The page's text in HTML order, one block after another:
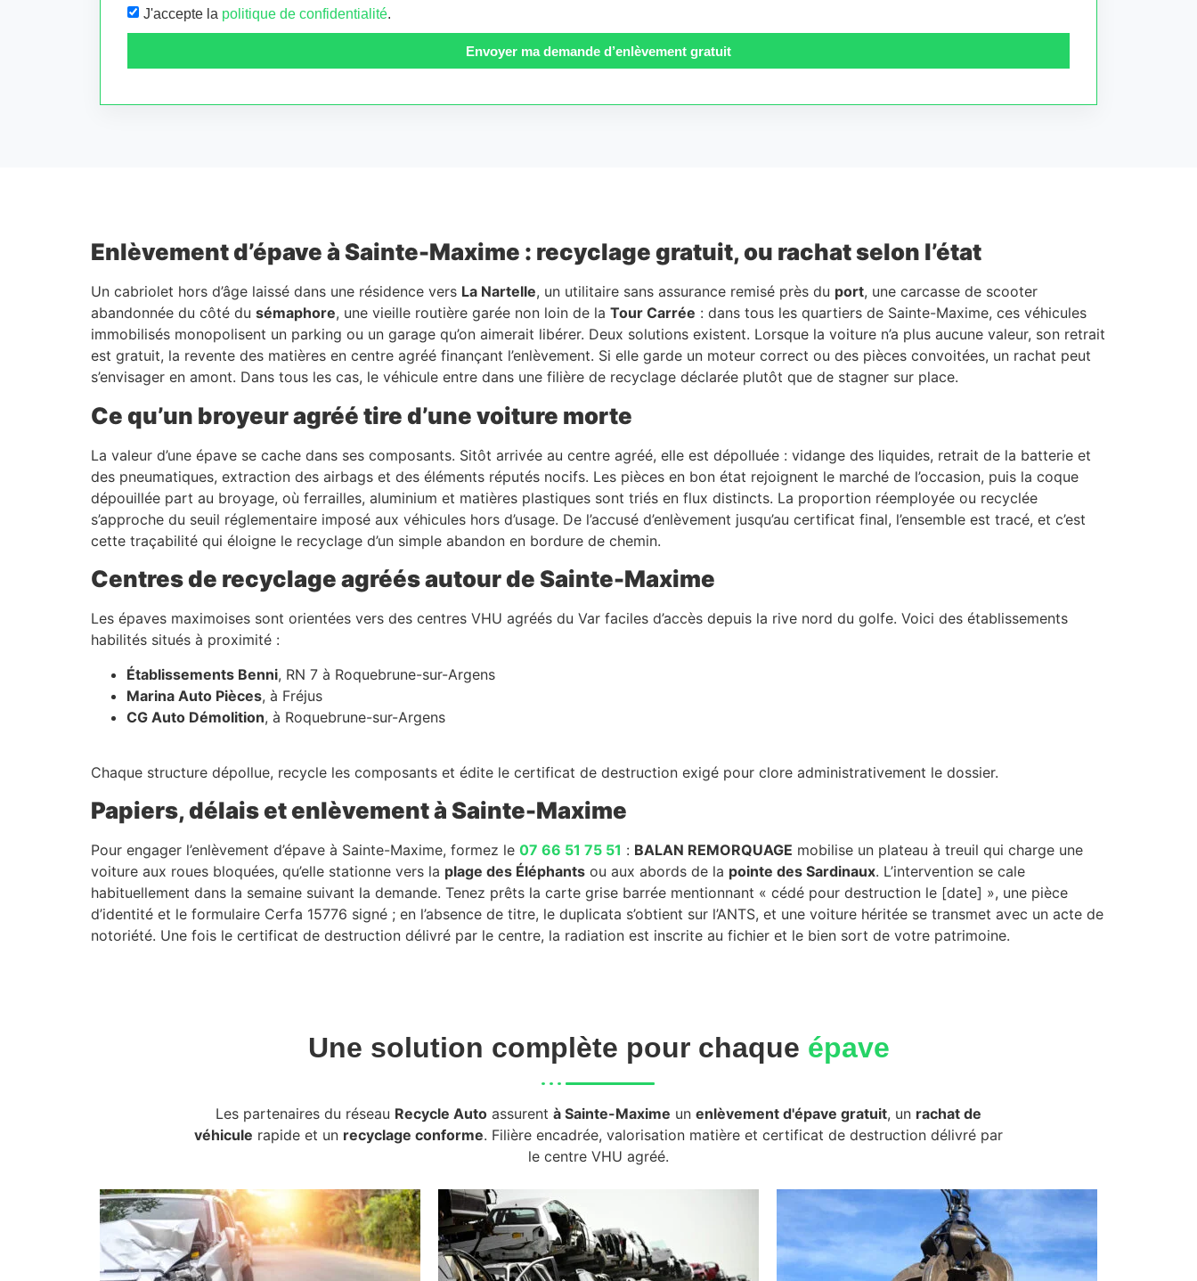
J'accepte la politique de confidentialité.
Envoyer ma demande d’enlèvement gratuit
Enlèvement d’épave à Sainte-Maxime : recyclage gratuit, ou rachat selon l’état
Un cabriolet hors d’âge laissé dans une résidence vers La Nartelle, un utilitaire sans assurance remisé près du port, une carcasse de scooter
abandonnée du côté du sémaphore, une vieille routière garée non loin de la Tour Carrée : dans tous les quartiers de Sainte-Maxime, ces véhicules
immobilisés monopolisent un parking ou un garage qu’on aimerait libérer. Deux solutions existent. Lorsque la voiture n’a plus aucune valeur, son retrait
est gratuit, la revente des matières en centre agréé finançant l’enlèvement. Si elle garde un moteur correct ou des pièces convoitées, un rachat peut
s’envisager en amont. Dans tous les cas, le véhicule entre dans une filière de recyclage déclarée plutôt que de stagner sur place.
Ce qu’un broyeur agréé tire d’une voiture morte
La valeur d’une épave se cache dans ses composants. Sitôt arrivée au centre agréé, elle est dépolluée : vidange des liquides, retrait de la batterie et
des pneumatiques, extraction des airbags et des éléments réputés nocifs. Les pièces en bon état rejoignent le marché de l’occasion, puis la coque
dépouillée part au broyage, où ferrailles, aluminium et matières plastiques sont triés en flux distincts. La proportion réemployée ou recyclée
s’approche du seuil réglementaire imposé aux véhicules hors d’usage. De l’accusé d’enlèvement jusqu’au certificat final, l’ensemble est tracé, et c’est
cette traçabilité qui éloigne le recyclage d’un simple abandon en bordure de chemin.
Centres de recyclage agréés autour de Sainte-Maxime
Les épaves maximoises sont orientées vers des centres VHU agréés du Var faciles d’accès depuis la rive nord du golfe. Voici des établissements
habilités situés à proximité :
Établissements Benni, RN 7 à Roquebrune-sur-Argens
Marina Auto Pièces, à Fréjus
CG Auto Démolition, à Roquebrune-sur-Argens
Chaque structure dépollue, recycle les composants et édite le certificat de destruction exigé pour clore administrativement le dossier.
Papiers, délais et enlèvement à Sainte-Maxime
Pour engager l’enlèvement d’épave à Sainte-Maxime, formez le 07 66 51 75 51 : BALAN REMORQUAGE mobilise un plateau à treuil qui charge une
voiture aux roues bloquées, qu’elle stationne vers la plage des Éléphants ou aux abords de la pointe des Sardinaux. L’intervention se cale
habituellement dans la semaine suivant la demande. Tenez prêts la carte grise barrée mentionnant « cédé pour destruction le [date] », une pièce
d’identité et le formulaire Cerfa 15776 signé ; en l’absence de titre, le duplicata s’obtient sur l’ANTS, et une voiture héritée se transmet avec un acte de
notoriété. Une fois le certificat de destruction délivré par le centre, la radiation est inscrite au fichier et le bien sort de votre patrimoine.
Une solution complète pour chaque épave
Les partenaires du réseau Recycle Auto assurent à Sainte-Maxime un enlèvement d'épave gratuit, un rachat de
véhicule rapide et un recyclage conforme. Filière encadrée, valorisation matière et certificat de destruction délivré par
le centre VHU agréé.